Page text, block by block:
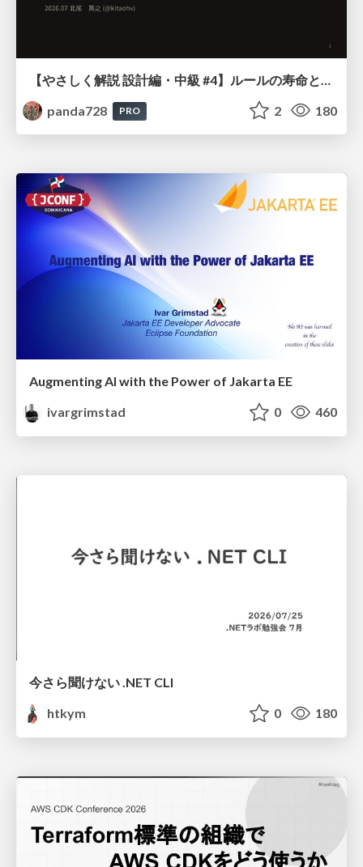
panda728
PRO 2 180
Augmenting AI with the Power of Jakarta EE
ivargrimstad
0 460
今さら聞けない .NET CLI
htkym
0 180